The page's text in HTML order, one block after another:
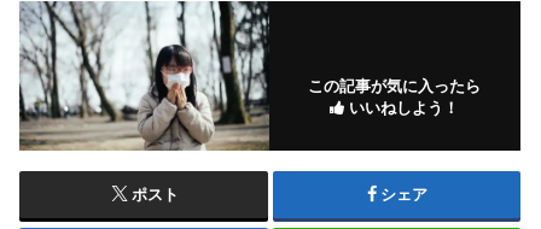
この記事が気に入ったら
いいねしよう！
ポスト シェア